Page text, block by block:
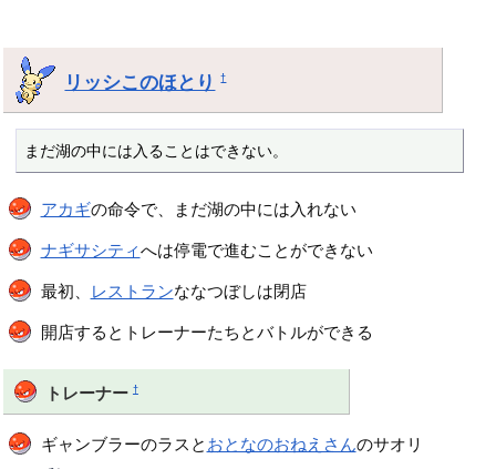
リッシこのほとり †
まだ湖の中には入ることはできない。
アカギの命令で、まだ湖の中には入れない
ナギサシティへは停電で進むことができない
最初、 レストランななつぼしは閉店
開店するとトレーナーたちとバトルができる
トレーナー †
ギャンブラーのラスと おとなのおねえさんのサオリ